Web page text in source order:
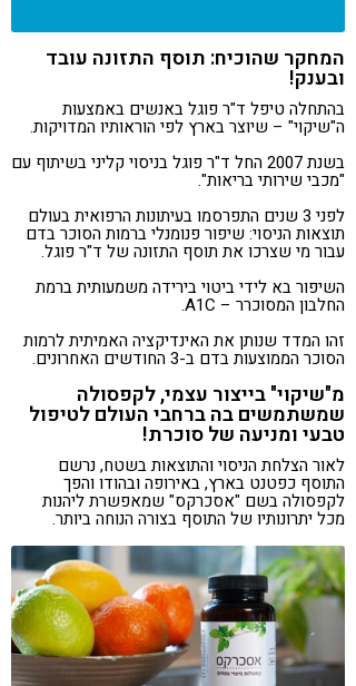
המחקר שהוכיח: תוסף התזונה עובד
ובענק!
בהתחלה טיפל ד"ר פוגל באנשים באמצעות
ה"שיקוי" – שיוצר בארץ לפי הוראותיו המדויקות.
בשנת 2007 החל ד"ר פוגל בניסוי קליני בשיתוף עם
"מכבי שירותי בריאות".
לפני 3 שנים התפרסמו בעיתונות הרפואית בעולם
תוצאות הניסוי: שיפור פנומנלי ברמות הסוכר בדם
עבור מי שצרכו את תוסף התזונה של ד"ר פוגל.
השיפור בא לידי ביטוי בירידה משמעותית ברמת
החלבון המסוכרר – A1C.
זהו המדד שנותן את האינדיקציה האמיתית לרמות
הסוכר הממוצעות בדם ב-3 החודשים האחרונים.
מ"שיקוי" בייצור עצמי, לקפסולה
שמשתמשים בה ברחבי העולם לטיפול
טבעי ומניעה של סוכרת!
לאור הצלחת הניסוי והתוצאות בשטח, נרשם
התוסף כפטנט בארץ, באירופה ובהודו והפך
לקפסולה בשם "אסכרקס" שמאפשרת ליהנות
מכל יתרונותיו של התוסף בצורה הנוחה ביותר.